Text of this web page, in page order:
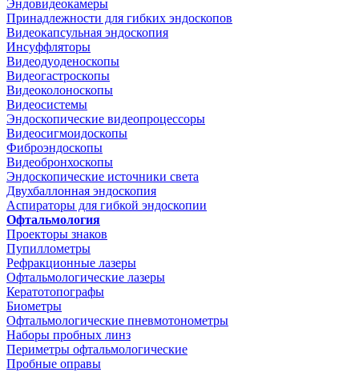
Эндовидеокамеры
Принадлежности для гибких эндоскопов
Видеокапсульная эндоскопия
Инсуффляторы
Видеодуоденоскопы
Видеогастроскопы
Видеоколоноскопы
Видеосистемы
Эндоскопические видеопроцессоры
Видеосигмоидоскопы
Фиброэндоскопы
Видеобронхоскопы
Эндоскопические источники света
Двухбаллонная эндоскопия
Аспираторы для гибкой эндоскопии
Офтальмология
Проекторы знаков
Пупиллометры
Рефракционные лазеры
Офтальмологические лазеры
Кератотопографы
Биометры
Офтальмологические пневмотонометры
Наборы пробных линз
Периметры офтальмологические
Пробные оправы